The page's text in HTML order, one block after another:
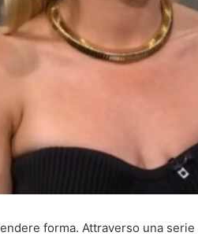
forma. Attraverso una